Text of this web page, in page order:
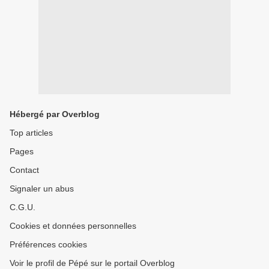
Hébergé par Overblog
Top articles
Pages
Contact
Signaler un abus
C.G.U.
Cookies et données personnelles
Préférences cookies
Voir le profil de Pépé sur le portail Overblog